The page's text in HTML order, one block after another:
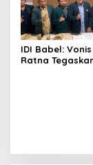
IDI Babel:
Ratna